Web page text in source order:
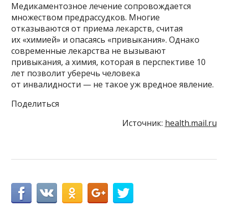
Медикаментозное лечение сопровождается
множеством предрассудков. Многие
отказываются от приема лекарств, считая
их «химией» и опасаясь «привыкания». Однако
современные лекарства не вызывают
привыкания, а химия, которая в перспективе 10
лет позволит уберечь человека
от инвалидности — не такое уж вредное явление.
Поделиться
Источник: health.mail.ru